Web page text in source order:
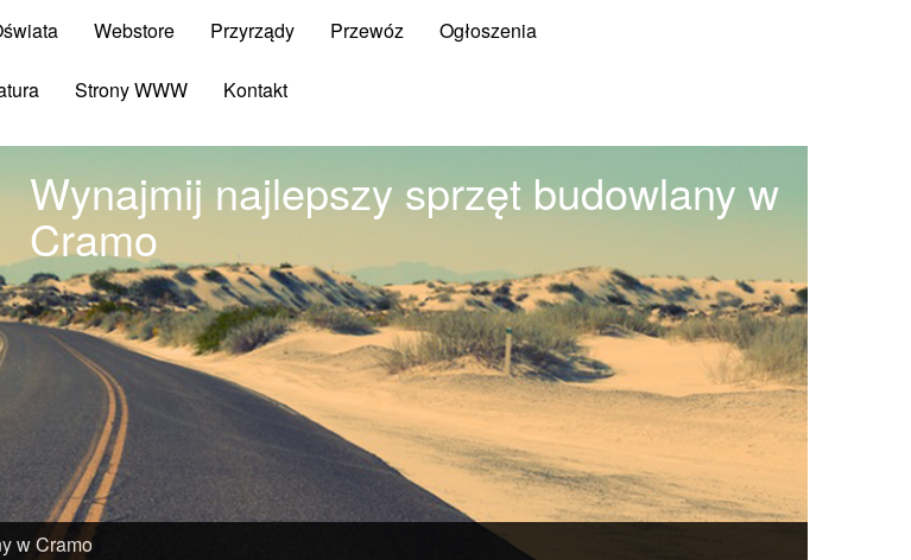
Webstore Przyrządy Przewóz Ogłoszenia
Strony WWW Kontakt
Wynajmij najlepszy sprzęt budowlany w
Cramo
w Cramo